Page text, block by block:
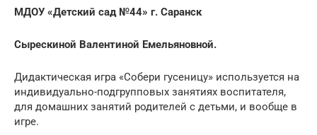
МДОУ «Детский сад №44» г. Саранск
Сырескиной Валентиной Емельяновной.
Дидактическая игра «Собери гусеницу» используется на
индивидуально-подгрупповых занятиях воспитателя,
для домашних занятий родителей с детьми, и вообще в
игре.